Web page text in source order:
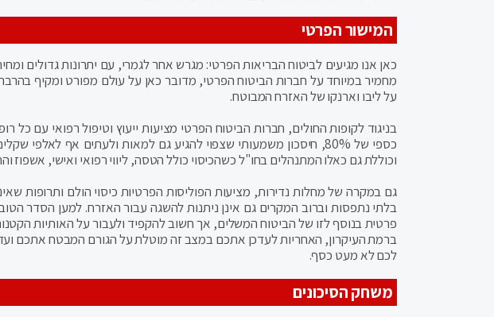
המישור הפרטי
כאן אנו מגיעים לביטוח הבריאות הפרטי: מגרש אחר לגמרי, עם יתרונות גדולים
מחמיר במיוחד על חברות הביטוח הפרטי, מדובר כאן על עולם מפורט ומקיף
על ליבו וארנקו של האזרח המבוטח.
בניגוד לקופות החולים, חברות הביטוח הפרטי מציעות ייעוץ וטיפול רפואי עם כל
כספי של 80%, חיסכון משמעותי שצפוי להגיע גם למאות ולעתים אף
וכוללת גם כאלו המתנהלים בחו"ל כשהכיסוי כולל הטסה, ליווי רפואי ואישי, אשפוז
גם במקרה של מחלות נדירות, מציעות הפוליסות הפרטיות כיסוי הולם ותרופות
בלתי נתפסות וברוב המקרים גם אינן ניתנות להשגה עבור האזרח. למען הסדר
פרטית בנוסף לזו של הביטוח המשלים, אך חשוב להקפיד ולעבור על האותיות
ברמת העיקרון, האחריות לעדכן אתכם במצב זה מוטלת על הגורם המבטח אתכם
לכם לא מעט כסף.
משחק הסיכונים